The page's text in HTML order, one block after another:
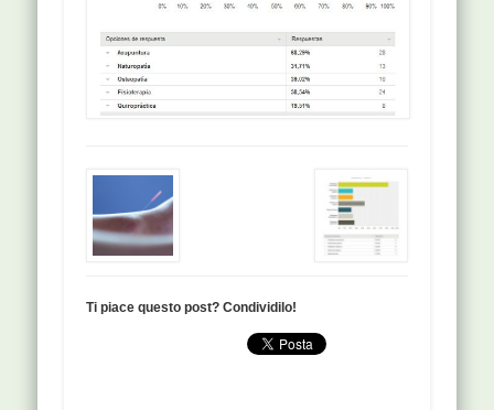
Ti piace questo post? Condividilo!